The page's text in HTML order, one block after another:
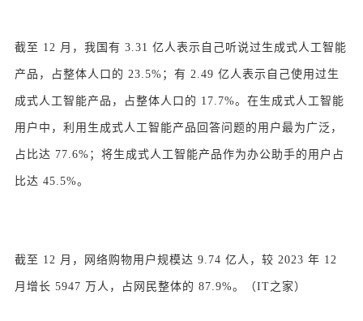
截至 12 月，我国有 3.31 亿人表示自己听说过生成式人工智能
产品，占整体人口的 23.5%；有 2.49 亿人表示自己使用过生
成式人工智能产品，占整体人口的 17.7%。在生成式人工智能
用户中，利用生成式人工智能产品回答问题的用户最为广泛，
占比达 77.6%；将生成式人工智能产品作为办公助手的用户占
比达 45.5%。
截至 12 月，网络购物用户规模达 9.74 亿人，较 2023 年 12
月增长 5947 万人，占网民整体的 87.9%。（IT之家）